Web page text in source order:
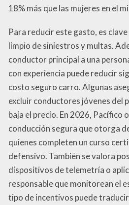
18% más que las mujeres en el
Para reducir este gasto, es
limpio de siniestros y multas.
conductor principal a una
con experiencia puede reducir
costo seguro carro. Algunas
excluir conductores jóvenes del
baja el precio. En 2026, Pacífico
conducción segura que otorga
quienes completen un curso
defensivo. También se valora
dispositivos de telemetría o
responsable que monitorean el
tipo de incentivos puede